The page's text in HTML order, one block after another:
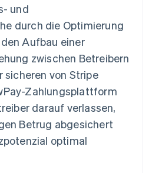
2026
Marktplatz
und
durch die Optimierung
Aufbau einer
zwischen Betreibern
sicheren von Stripe
Zahlungsplattform
darauf verlassen,
Betrug abgesichert
optimal